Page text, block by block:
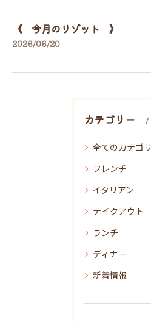
《 今月のリゾット 》
2026/06/20
カテゴリー
全てのカテゴ
フレンチ
イタリアン
テイクアウト
ランチ
ディナー
新着情報